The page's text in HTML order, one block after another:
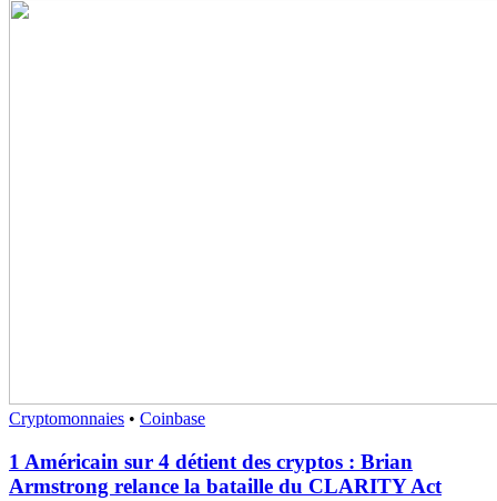
Cryptomonnaies • Coinbase
1 Américain sur 4 détient des cryptos : Brian
Armstrong relance la bataille du CLARITY Act